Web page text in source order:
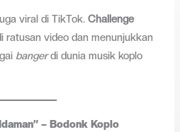
viral di TikTok.Challenge
ratusan video dan menunjukkan
bangerdi dunia musik koplo
– Bodonk Koplo